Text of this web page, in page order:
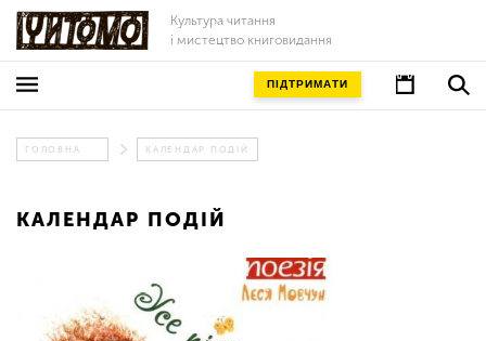
Культура читання
і мистецтво книговидання
ПІДТРИМАТИ
ГОЛОВНА КАЛЕНДАР ПОДІЙ
КАЛЕНДАР ПОДІЙ